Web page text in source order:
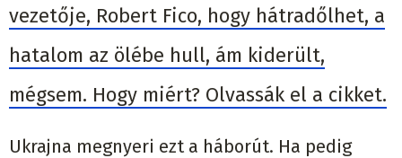
vezetője, Robert Fico, hogy hátradőlhet, a
hatalom az ölébe hull, ám kiderült,
mégsem. Hogy miért? Olvassák el a cikket.
Ukrajna megnyeri ezt a háborút. Ha pedig